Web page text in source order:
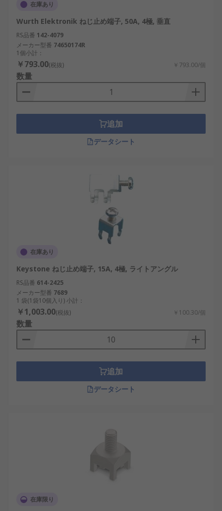
在庫あり
Wurth Elektronik ねじ止め端子, 50A, 4極, 垂直
RS品番 142-4079
メーカー型番 74650174R
1個小計：
￥793.00(税抜) ￥793.00/個
数量
追加
データシート
在庫あり
Keystone ねじ止め端子, 15A, 4極, ライトアングル
RS品番 614-2425
メーカー型番 7689
1 袋(1袋10個入り) 小計：
￥1,003.00(税抜) ￥100.30/個
数量
追加
データシート
在庫限り